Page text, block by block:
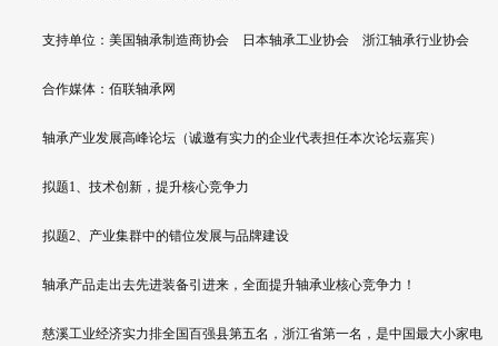
支持单位：美国轴承制造商协会 日本轴承工业协会 浙江轴承行业协会
合作媒体：佰联轴承网
轴承产业发展高峰论坛（诚邀有实力的企业代表担任本次论坛嘉宾）
拟题1、技术创新，提升核心竞争力
拟题2、产业集群中的错位发展与品牌建设
轴承产品走出去先进装备引进来，全面提升轴承业核心竞争力！
慈溪工业经济实力排全国百强县第五名，浙江省第一名，是中国最大小家电